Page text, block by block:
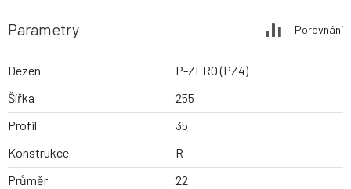
Parametry Porovnání
Dezen
P-ZERO (PZ4)
Šířka
255
Profil
35
Konstrukce
R
Průměr
22